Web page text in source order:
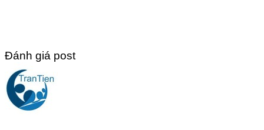
Đánh giá post